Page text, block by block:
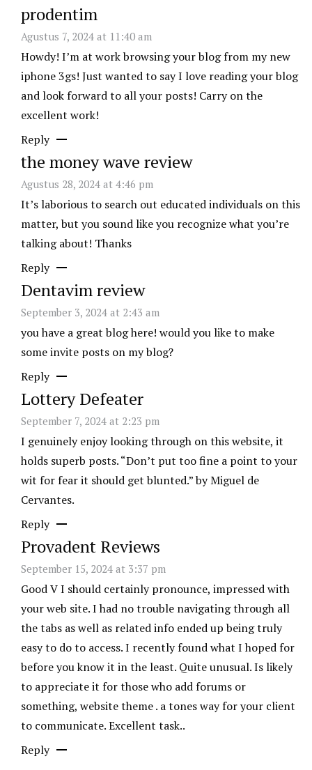
prodentim
Agustus 7, 2024 at 11:40 am
Howdy! I’m at work browsing your blog from my new
iphone 3gs! Just wanted to say I love reading your blog
and look forward to all your posts! Carry on the
excellent work!
Reply
the money wave review
Agustus 28, 2024 at 4:46 pm
It’s laborious to search out educated individuals on this
matter, but you sound like you recognize what you’re
talking about! Thanks
Reply
Dentavim review
September 3, 2024 at 2:43 am
you have a great blog here! would you like to make
some invite posts on my blog?
Reply
Lottery Defeater
September 7, 2024 at 2:23 pm
I genuinely enjoy looking through on this website, it
holds superb posts. “Don’t put too fine a point to your
wit for fear it should get blunted.” by Miguel de
Cervantes.
Reply
Provadent Reviews
September 15, 2024 at 3:37 pm
Good V I should certainly pronounce, impressed with
your web site. I had no trouble navigating through all
the tabs as well as related info ended up being truly
easy to do to access. I recently found what I hoped for
before you know it in the least. Quite unusual. Is likely
to appreciate it for those who add forums or
something, website theme . a tones way for your client
to communicate. Excellent task..
Reply